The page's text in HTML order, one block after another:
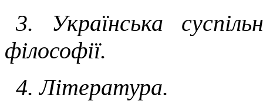
3. Українська
філософії.
4. Література.